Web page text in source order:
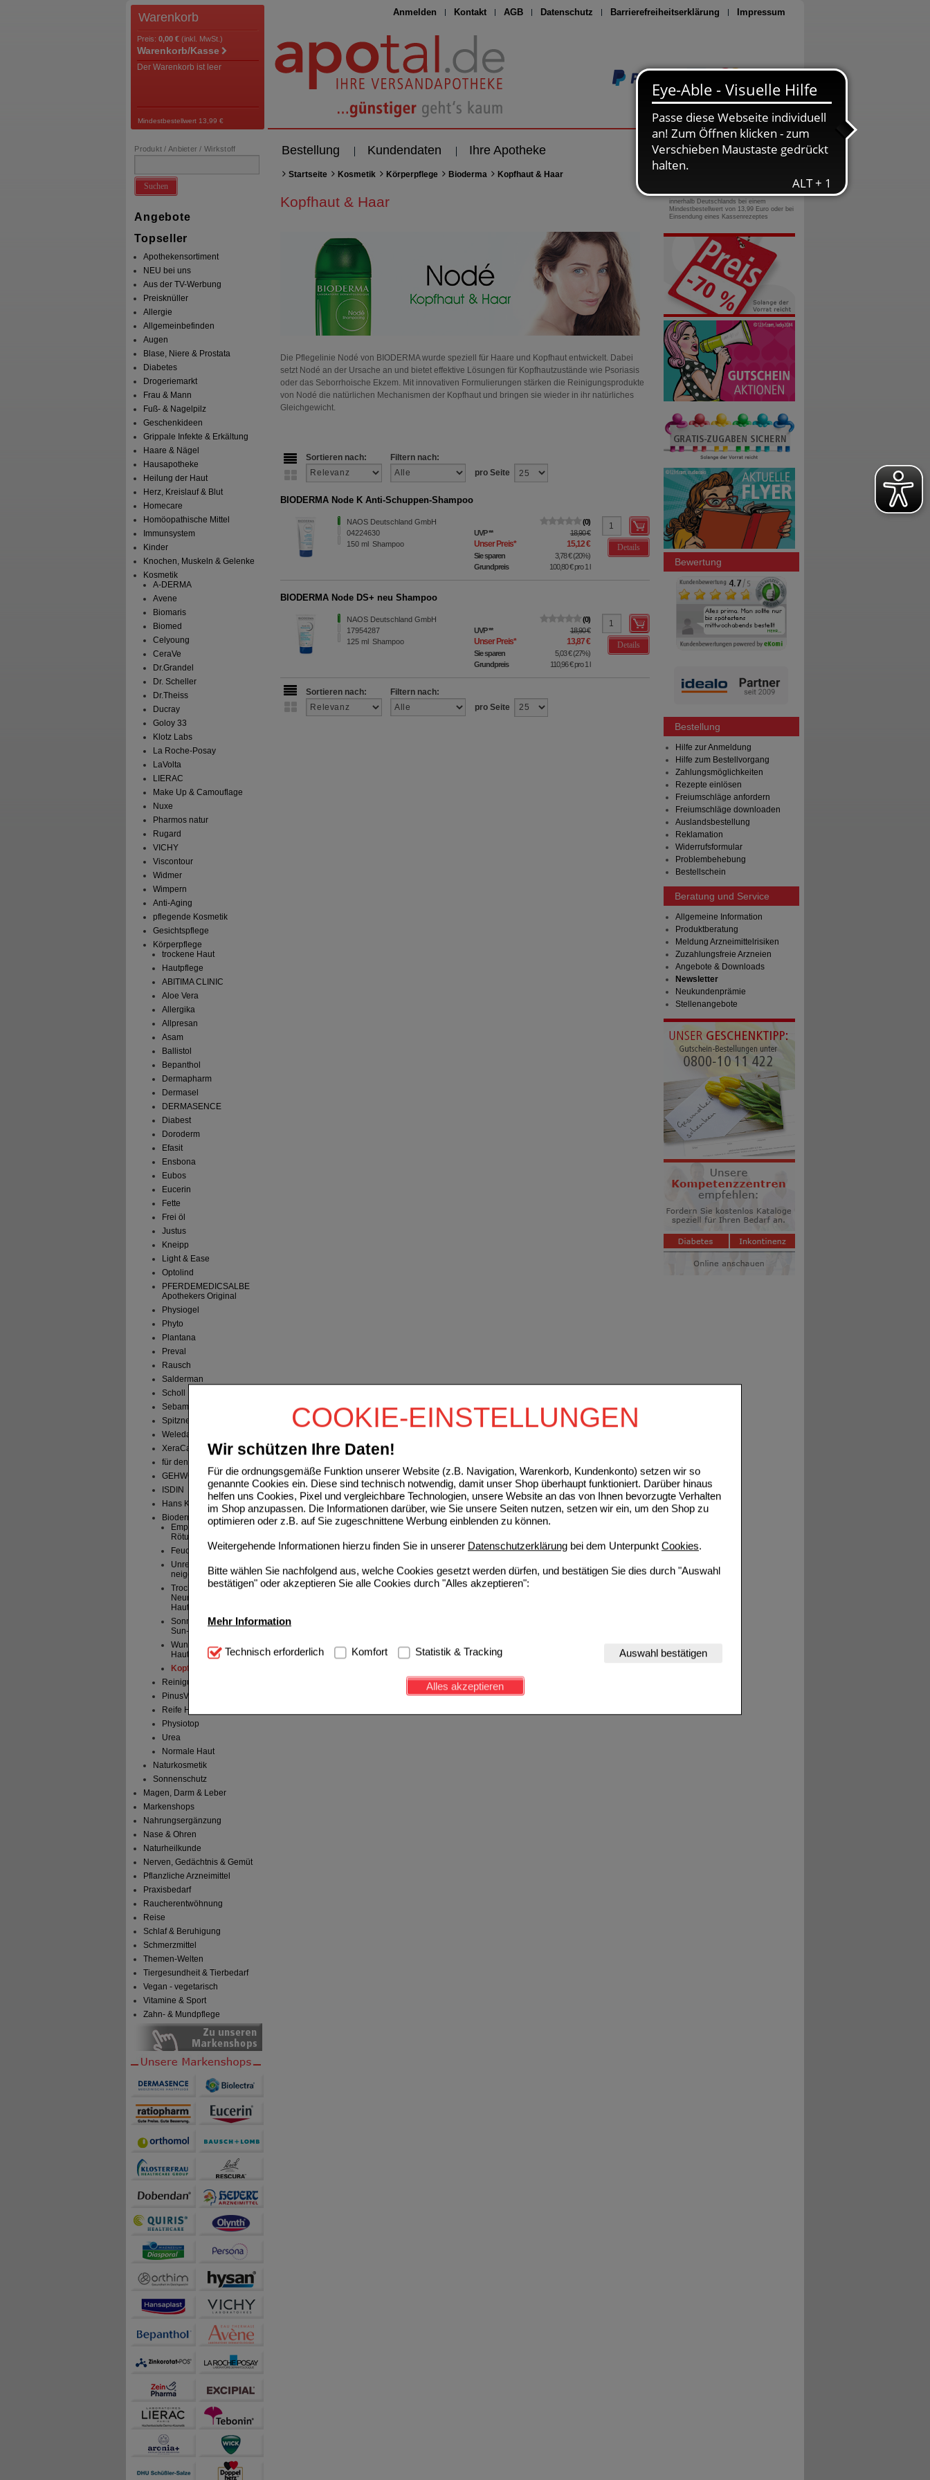
COOKIE-EINSTELLUNGEN
Wir schützen Ihre Daten!
Für die ordnungsgemäße Funktion unserer Website (z.B. Navigation, Warenkorb, Kundenkonto) setzen wir so
genannte Cookies ein. Diese sind technisch notwendig, damit unser Shop überhaupt funktioniert. Darüber hinaus
helfen uns Cookies, Pixel und vergleichbare Technologien, unsere Website an das von Ihnen bevorzugte Verhalten
im Shop anzupassen. Die Informationen darüber, wie Sie unsere Seiten nutzen, setzen wir ein, um den Shop zu
optimieren oder z.B. auf Sie zugeschnittene Werbung einblenden zu können.
Weitergehende Informationen hierzu finden Sie in unserer Datenschutzerklärung bei dem Unterpunkt Cookies.
Bitte wählen Sie nachfolgend aus, welche Cookies gesetzt werden dürfen, und bestätigen Sie dies durch "Auswahl
bestätigen" oder akzeptieren Sie alle Cookies durch "Alles akzeptieren":
Mehr Information
Technisch Notwendig: Hierbei handelt es sich um Cookies, die für die Grundfunktionen unserer Website
notwendig sind (z.B. Navigation, Warenkorb, Kundenkonto), weshalb auf diese nicht verzichtet werden kann.
Diese Cookies werden genutzt um das Einkaufserlebnis noch ansprechender zu gestalten,
beispielsweise für die Wiedererkennung des Besuchers oder unsere Seite an bevorzugte Verhaltensweisen (z.B.
Statistik & Tracking:
Technisch erforderlich Komfort Statistik & Tracking Auswahl bestätigen
Alles akzeptieren
Anmelden Kontakt AGB Datenschutz Barrierefreiheitserklärung Impressum
Seite drucken
Warenkorb
Preis: 0,00 € (inkl. MwSt.)
Warenkorb/Kasse
Der Warenkorb ist leer
Mindestbestellwert 13,99 €
Bestellung Kundendaten Ihre Apotheke
Produkt / Anbieter / Wirkstoff
Suchen
Angebote
Topseller
Apothekensortiment
NEU bei uns
Aus der TV-Werbung
Preisknüller
Allergie
Allgemeinbefinden
Augen
Blase, Niere & Prostata
Diabetes
Drogeriemarkt
Frau & Mann
Fuß- & Nagelpilz
Geschenkideen
Grippale Infekte & Erkältung
Haare & Nägel
Hausapotheke
Heilung der Haut
Herz, Kreislauf & Blut
Homecare
Homöopathische Mittel
Immunsystem
Kinder
Knochen, Muskeln & Gelenke
Kosmetik
A-DERMA
Avene
Biomaris
Biomed
Celyoung
CeraVe
Dr.Grandel
Dr. Scheller
Dr.Theiss
Ducray
Goloy 33
Klotz Labs
La Roche-Posay
LaVolta
LIERAC
Make Up & Camouflage
Nuxe
Pharmos natur
Rugard
VICHY
Viscontour
Widmer
Wimpern
Anti-Aging
pflegende Kosmetik
Gesichtspflege
Körperpflege
trockene Haut
Hautpflege
ABITIMA CLINIC
Aloe Vera
Allergika
Allpresan
Asam
Ballistol
Bepanthol
Dermapharm
Dermasel
DERMASENCE
Diabest
Doroderm
Efasit
Ensbona
Eubos
Eucerin
Fette
Frei öl
Justus
Kneipp
Light & Ease
Optolind
PFERDEMEDICSALBE
Apothekers Original
Physiogel
Phyto
Plantana
Preval
Rausch
Salderman
Scholl
Sebamed
Spitzner
Weleda
XeraCalm A.D.
für den Mann
GEHWOL
ISDIN
Hans Karrer
Bioderma
Empfindliche Haut,
Rötungen
Feuchtigkeitsarme Haut
Unreine, zu Akne
neigende Haut
Trockene, juckende, zu
Neurodermitis neigende
Haut
Sonnenschutz & After-
Sun-Pflege
Wundpflege & irriterte
Haut
Kopfhaut & Haar
Reinigung & Erfrischung
PinusVital
Reife Haut Senioren
Physiotop
Urea
Normale Haut
Naturkosmetik
Sonnenschutz
Magen, Darm & Leber
Markenshops
Nahrungsergänzung
Nase & Ohren
Naturheilkunde
Nerven, Gedächtnis & Gemüt
Pflanzliche Arzneimittel
Praxisbedarf
Raucherentwöhnung
Reise
Schlaf & Beruhigung
Schmerzmittel
Themen-Welten
Tiergesundheit & Tierbedarf
Vegan - vegetarisch
Vitamine & Sport
Zahn- & Mundpflege
Startseite Kosmetik Körperpflege Bioderma Kopfhaut & Haar
Kopfhaut & Haar
Die Pflegelinie Nodé von BIODERMA wurde speziell für Haare und Kopfhaut entwickelt. Dabei
setzt Nodé an der Ursache an und bietet effektive Lösungen für Kopfhautzustände wie Psoriasis
oder das Seborrhoische Ekzem. Mit innovativen Formulierungen stärken die Reinigungsprodukte
von Nodé die natürlichen Mechanismen der Kopfhaut und bringen sie wieder in ihr natürliches
Gleichgewicht.
Sortieren nach:
Filtern nach:
pro Seite
BIODERMA Node K Anti-Schuppen-Shampoo
NAOS Deutschland GmbH
04224630
150 ml Shampoo
0
UVP** 18,90 €
Unser Preis* 15,12 €
Sie sparen 3,78 €(20%)
Grundpreis
100,80 €pro 1 l
Details
BIODERMA Node DS+ neu Shampoo
NAOS Deutschland GmbH
17954287
125 ml Shampoo
0
UVP** 18,90 €
Unser Preis* 13,87 €
Sie sparen 5,03 €(27%)
Grundpreis
110,96 €pro 1 l
Details
Sortieren nach:
Filtern nach:
pro Seite
0800-10 11 422
gebührenfreie Rufnummer
innerhalb Deutschlands bei einem
Mindestbestellwert von 13,99 Euro oder bei
Einsendung eines Kassenrezeptes
Bewertung
Bestellung
Hilfe zur Anmeldung
Hilfe zum Bestellvorgang
Zahlungsmöglichkeiten
Rezepte einlösen
Freiumschläge anfordern
Freiumschläge downloaden
Auslandsbestellung
Reklamation
Widerrufsformular
Problembehebung
Bestellschein
Beratung und Service
Allgemeine Information
Produktberatung
Meldung Arzneimittelrisiken
Zuzahlungsfreie Arzneien
Angebote & Downloads
Newsletter
Neukundenprämie
Stellenangebote